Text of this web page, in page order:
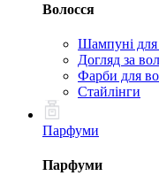
Волосся
Шампуні для
Догляд за
Фарби для
Стайлінги
Парфуми
Парфуми